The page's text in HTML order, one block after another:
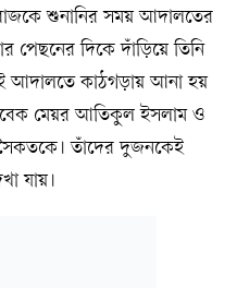
শুনানির সময় আদালতের
পেছনের দিকে দাঁড়িয়ে তিনি
আদালতে কাঠগড়ায় আনা হয়
মেয়র আতিকুল ইসলাম ও
সৈকতকে। তাঁদের দুজনকেই
যায়।